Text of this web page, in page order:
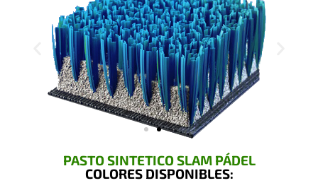
PASTO SINTETICO SLAM PÁDEL
COLORES DISPONIBLES: